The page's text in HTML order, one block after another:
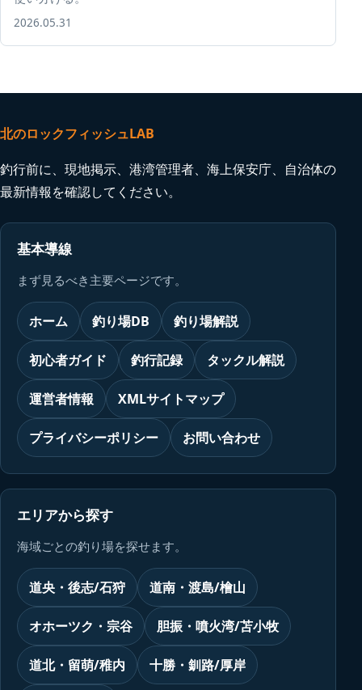
2026.05.31
北のロックフィッシュLAB
釣行前に、現地掲示、港湾管理者、海上保安庁、自治体の
最新情報を確認してください。
基本導線
まず見るべき主要ページです。
ホーム 釣り場DB 釣り場解説
初心者ガイド 釣行記録 タックル解説
運営者情報 XMLサイトマップ
プライバシーポリシー お問い合わせ
エリアから探す
海域ごとの釣り場を探せます。
道央・後志/石狩 道南・渡島/檜山
オホーツク・宗谷 胆振・噴火湾/苫小牧
道北・留萌/稚内 十勝・釧路/厚岸